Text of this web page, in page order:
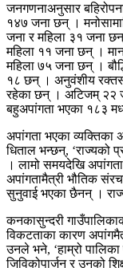
जनगणनाअनुसार
१४७ जना छन् ।
जना र महिला ३१ जना
महिला ११ जना छन् ।
महिला ७५ जना छन् ।
१८ छन् । अनुवंशीय
रहेका छन् । अटिजम् २२
बहुअपांगता भएका १८३
अपांगता भएका व्यक्तिका
धिताल भन्छन्, ‘राज्यको
। लामो समयदेखि
अपांगतामैत्री भौतिक
सुनुवाई भएका छैनन् ।
कनकासुन्दरी
विकटताका कारण
उनले भने, ‘हाम्रो पालिका
जिविकोपार्जन र उनको